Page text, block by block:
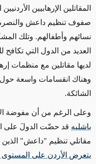
المقاتلين الإرهابيين
صفوف تنظيم داعش
نسائهم وأطفالهم. وتلك
العديد من الدول التي تكافح
لديها مقاتلين مع منظمات
وهناك انقسامات واسعة حول
الشائكة.
وعلى الرغم من أن مفوضة
باشليهقد حضّت الدولَ على
مقاتلي تنظيم "داعش" الذين
يتعرض الأردن على المستوى